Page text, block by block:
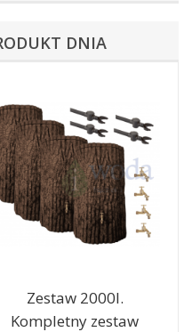
DNIA
Zestaw 2000l.
Kompletny zestaw